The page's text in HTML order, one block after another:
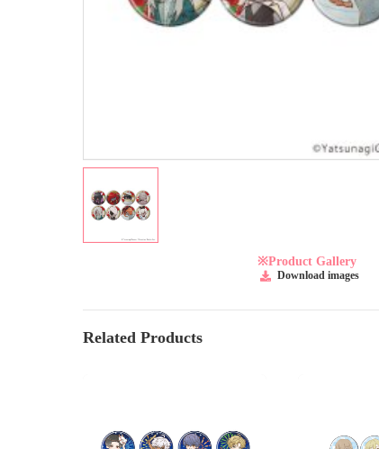
※Product Gallery
Download images
Related Products